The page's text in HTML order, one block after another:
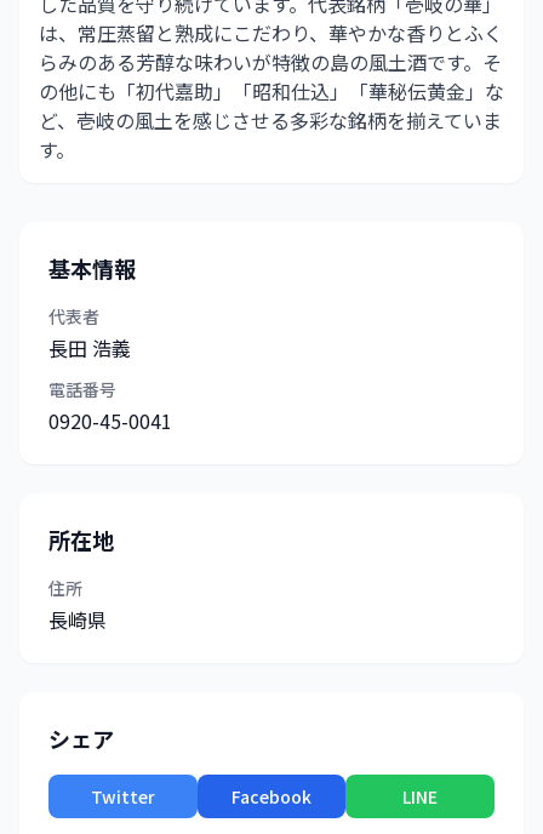
は、常圧蒸留と熟成にこだわり、華やかな香りとふく
らみのある芳醇な味わいが特徴の島の風土酒です。そ
の他にも「初代嘉助」「昭和仕込」「華秘伝黄金」な
ど、壱岐の風土を感じさせる多彩な銘柄を揃えていま
す。
基本情報
代表者
長田 浩義
電話番号
0920-45-0041
所在地
住所
長崎県
シェア
Twitter Facebook LINE